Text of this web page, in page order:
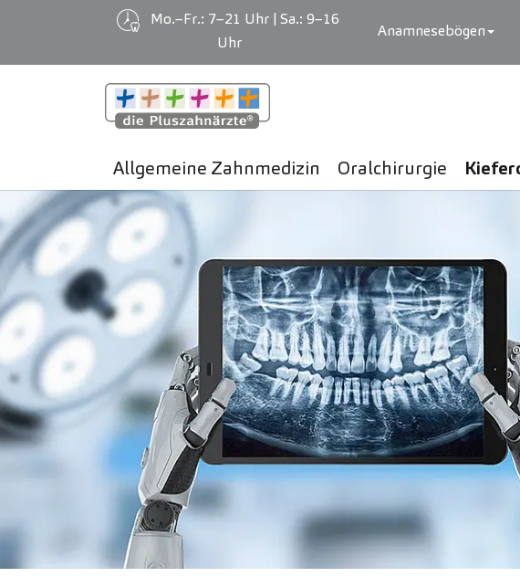
Zum Hauptinhalt springen
Mo.–Fr.: 7–21 Uhr | Sa.: 9–16
Uhr
Anamnesebögen
Allgemeine Zahnmedizin Oralchirurgie